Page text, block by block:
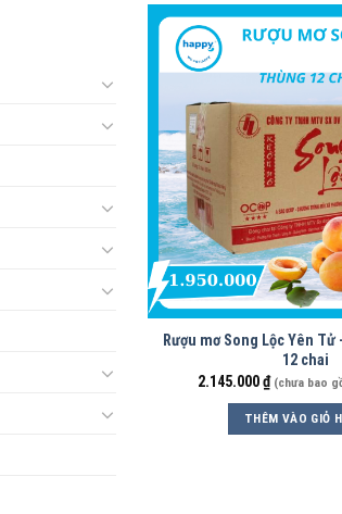
Rượu mơ Song Lộc Yên
12 chai
2.145.000₫ (chưa bao
THÊM VÀO GIỎ